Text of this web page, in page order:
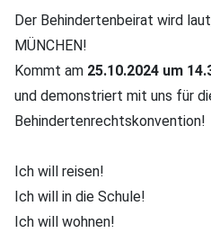
Der Behindertenbeirat wird
MÜNCHEN!
Kommt am 25.10.2024 um
und demonstriert mit uns für
Behindertenrechtskonvention!
Ich will reisen!
Ich will in die Schule!
Ich will wohnen!